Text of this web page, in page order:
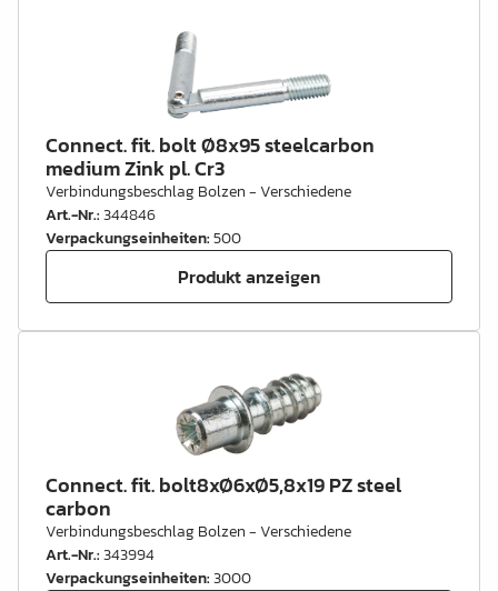
Connect. fit. bolt Ø8x95 steelcarbon
medium Zink pl. Cr3
Verbindungsbeschlag Bolzen - Verschiedene
Art.-Nr.:344846
Verpackungseinheiten:500
Produkt anzeigen
Connect. fit. bolt8xØ6xØ5,8x19 PZ steel
carbon
Verbindungsbeschlag Bolzen - Verschiedene
Art.-Nr.:343994
Verpackungseinheiten:3000